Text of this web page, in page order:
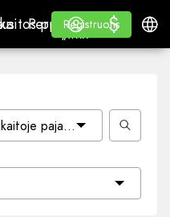
programa
programa
Perpardavėjams
„WHITE LABEL“
Mokymasis
Mokymasis
Registruotis
Registruotis
Prisijungti
$
$
pajamuoti grynais